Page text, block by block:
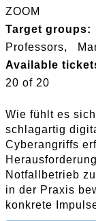
ZOOM
Target groups:
Professors
Available
20 of 20
Wie fühlt es
schlagartig
Cyberangriffs
Notfallbetrieb
in der Praxis
konkrete